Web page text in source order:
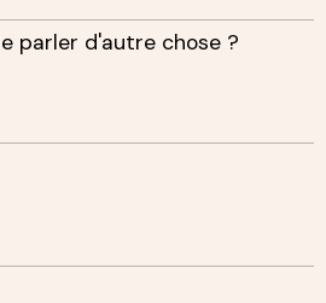
parler d'autre chose ?